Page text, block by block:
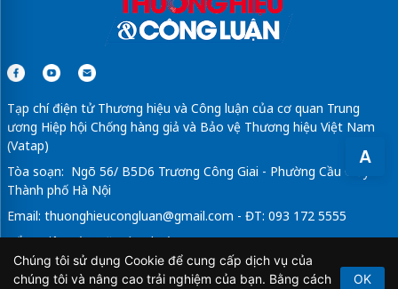
A
Tạp chí điện tử Thương hiệu và Công luận của cơ quan Trung
ương Hiệp hội Chống hàng giả và Bảo vệ Thương hiệu Việt Nam
(Vatap)
Tòa soạn: Ngõ 56/ B5D6 Trương Công Giai - Phường Cầu Giấy -
Thành phố Hà Nội
Email: thuonghieucongluan@gmail.com - ĐT: 093 172 5555
Tổng Biên Tập: Vũ Đức Thuận
Giấy phép hoạt động báo chí điện tử số 64/GP-BTTTT do Bộ
Chúng tôi sử dụng Cookie để cung cấp dịch vụ của
chúng tôi và nâng cao trải nghiệm của bạn. Bằng cách
OK